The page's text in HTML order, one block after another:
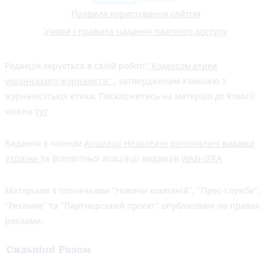
Правила користування сайтом
Умови і правила надання платного доступу
Редакція керується в своїй роботі "Кодексом етики
українського журналіста" , затвердженим Комісією з
журналістської етики. Поскаржитись на матеріал до Комісії
можна тут
Видання є членом Асоціації Незалежні регіональні видавці
України та Всесвітньої асоціації видавців WAN-IFRA
Матеріали з позначками "Новини компаній", "Прес-служба",
"Реклама" та "Партнерський проєкт" опубліковані на правах
реклами.